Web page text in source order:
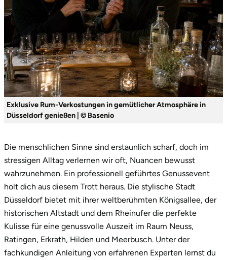
Exklusive Rum-Verkostungen in gemütlicher Atmosphäre in
Düsseldorf genießen | © Basenio
Die menschlichen Sinne sind erstaunlich scharf, doch im
stressigen Alltag verlernen wir oft, Nuancen bewusst
wahrzunehmen. Ein professionell geführtes Genussevent
holt dich aus diesem Trott heraus. Die stylische Stadt
Düsseldorf bietet mit ihrer weltberühmten Königsallee, der
historischen Altstadt und dem Rheinufer die perfekte
Kulisse für eine genussvolle Auszeit im Raum Neuss,
Ratingen, Erkrath, Hilden und Meerbusch. Unter der
fachkundigen Anleitung von erfahrenen Experten lernst du
Saarbrücken
Salzgitter
Schongau
Schwabach
Schweinfurt
Schwerin
Segeberg
Seligenstadt
Stade